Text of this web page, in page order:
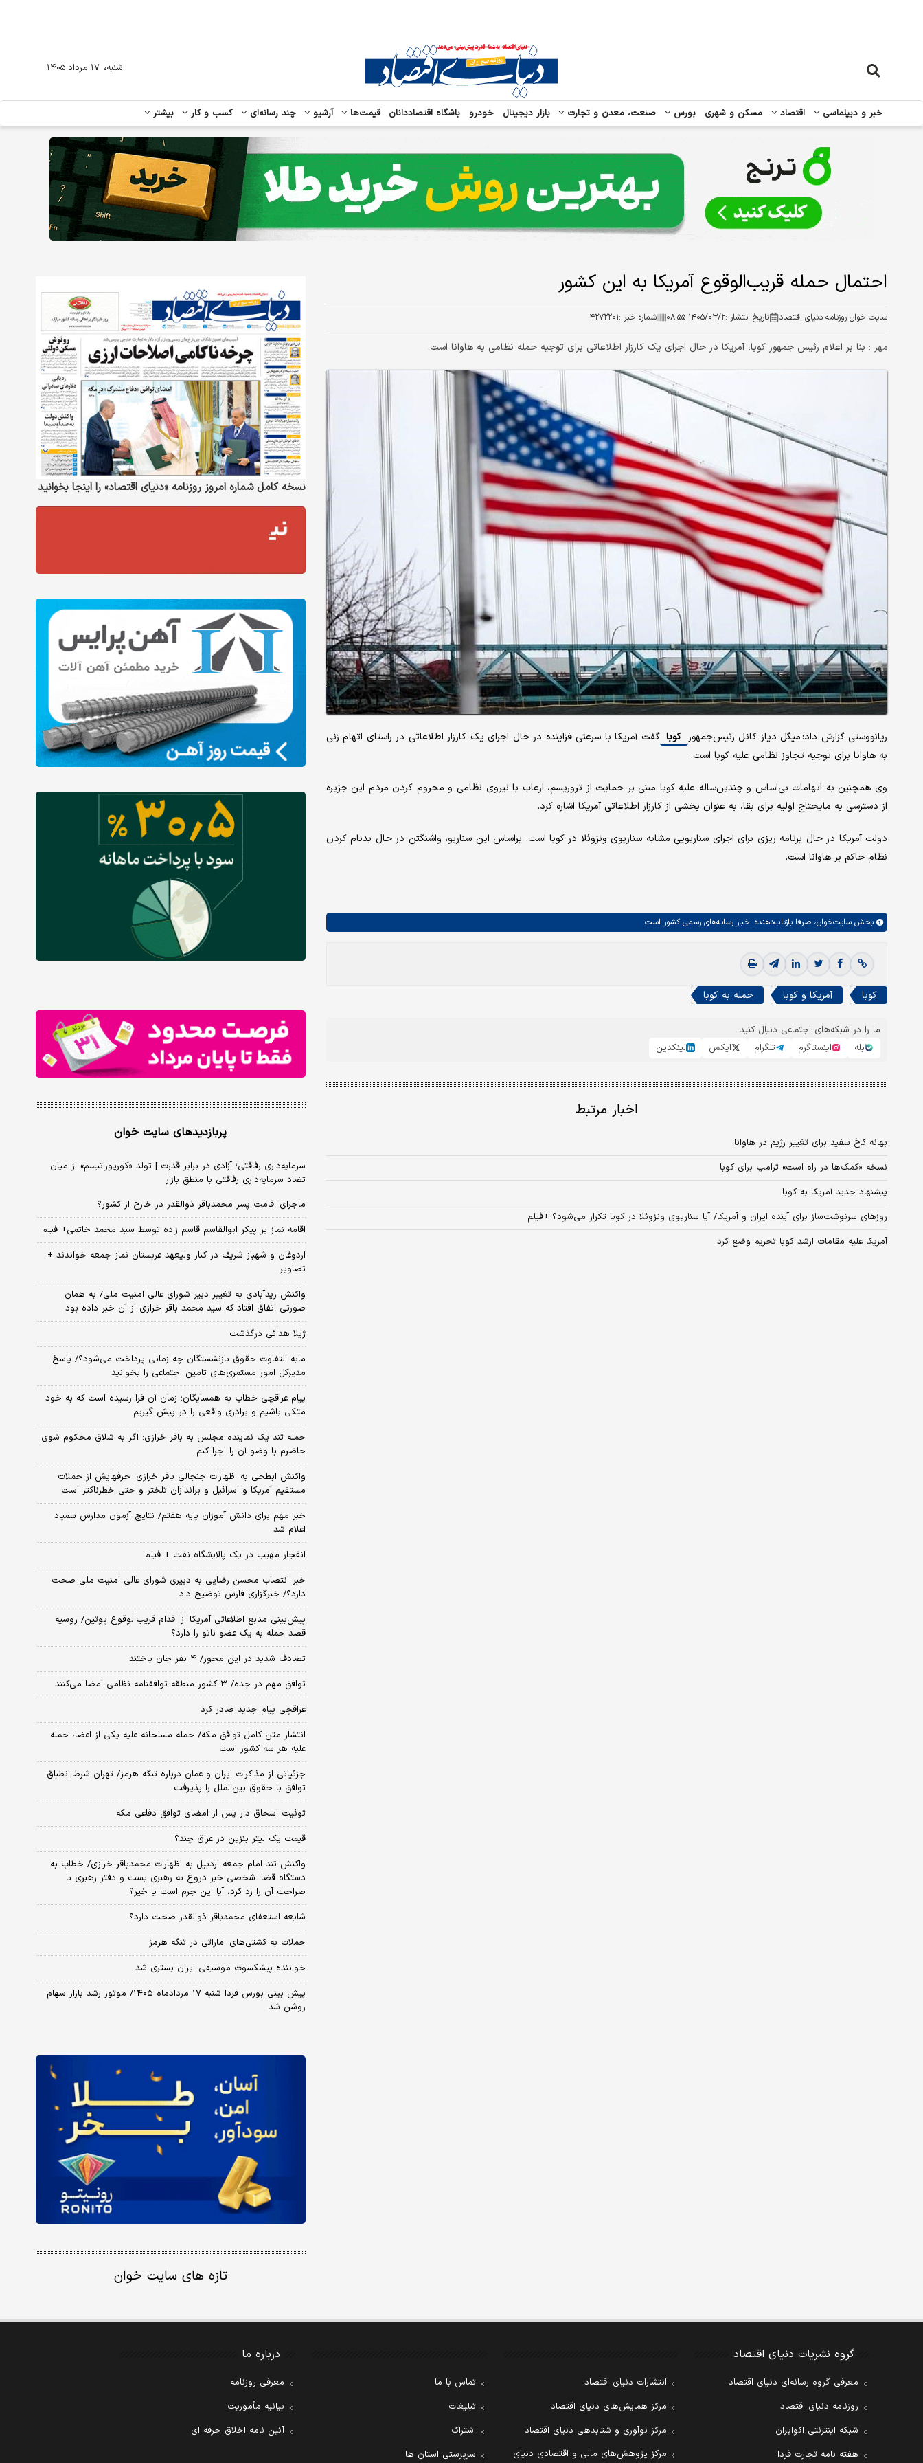
خبر و دیپلماسی اقتصاد مسکن و شهری بورس صنعت، معدن و تجارت بازار دیجیتال خودرو باشگاه اقتصاددانان قیمت‌ها آرشیو چند رسانه‌ای کسب و کار بیشتر
شنبه، ۱۷ مرداد ۱۴۰۵
احتمال حمله قریب‌الوقوع آمریکا به این کشور
سایت خوان روزنامه دنیای اقتصاد تاریخ انتشار :۱۴۰۵/۰۳/۲ ۰۸:۵۵ شماره خبر :۴۲۷۲۲۰۱
مهر : بنا بر اعلام رئیس جمهور کوبا، آمریکا در حال اجرای یک کارزار اطلاعاتی برای توجیه حمله نظامی به هاوانا است.
ریانووستی گزارش داد: میگل دیاز کانل رئیس‌جمهور کوبا گفت آمریکا با سرعتی فزاینده در حال اجرای یک کارزار اطلاعاتی در راستای اتهام زنی
به هاوانا برای توجیه تجاوز نظامی علیه کوبا است.
وی همچنین به اتهامات بی‌اساس و چندین‌ساله علیه کوبا مبنی بر حمایت از تروریسم، ارعاب با نیروی نظامی و محروم کردن مردم این جزیره
از دسترسی به مایحتاج اولیه برای بقا، به عنوان بخشی از کارزار اطلاعاتی آمریکا اشاره کرد.
دولت آمریکا در حال برنامه ریزی برای اجرای سناریویی مشابه سناریوی ونزوئلا در کوبا است. براساس این سناریو، واشنگتن در حال بدنام کردن
نظام حاکم بر هاوانا است.
بخش سایت‌خوان، صرفا بازتاب‌دهنده اخبار رسانه‌های رسمی کشور است.
کوبا آمریکا و کوبا حمله به کوبا
ما را در شبکه‌های اجتماعی دنبال کنید
بله
اینستاگرم تلگرام ایکس لینکدین
اخبار مرتبط
بهانه کاخ سفید برای تغییر رژیم در‌ هاوانا
نسخه «کمک‌ها در راه است» ترامپ برای کوبا
پیشنهاد جدید آمریکا به کوبا
روزهای سرنوشت‌ساز برای آینده ایران و آمریکا/ آیا سناریوی ونزوئلا در کوبا تکرار می‌شود؟ +فیلم
آمریکا علیه مقامات ارشد کوبا تحریم وضع کرد
نسخه کامل شماره امروز روزنامه «دنیای‌ اقتصاد» را اینجا بخوانید
پربازدیدهای سایت خوان
سرمایه‌داری رفاقتی؛ آزادی در برابر قدرت | تولد «کورپوراتیسم» از میان
تضاد سرمایه‌داری رفاقتی با منطق بازار
ماجرای اقامت پسر محمدباقر ذوالقدر در خارج از کشور؟
اقامه نماز بر پیکر ابوالقاسم قاسم زاده توسط سید محمد خاتمی+ فیلم
اردوغان و شهباز شریف در کنار ولیعهد عربستان نماز جمعه خواندند +
تصاویر
واکنش زیدآبادی به تغییر دبیر شورای عالی امنیت ملی/ به همان
صورتی اتفاق افتاد که سید محمد باقر خرازی از آن خبر داده بود
ژیلا هدائی درگذشت
مابه التفاوت حقوق بازنشستگان چه زمانی پرداخت می‌شود؟/ پاسخ
مدیرکل امور مستمری‌های تامین اجتماعی را بخوانید
پیام عراقچی خطاب به همسایگان؛ زمان آن فرا رسیده است که به خود
متکی باشیم و برادری واقعی را در پیش گیریم
حمله تند یک نماینده مجلس به باقر خرازی: اگر به شلاق محکوم شوی
حاضرم با وضو آن را اجرا کنم
واکنش ابطحی به اظهارات جنجالی باقر خرازی؛ حرفهایش از حملات
مستقیم آمریکا و اسرائیل و براندازان تلختر و حتی خطرناکتر است
خبر مهم برای دانش آموزان پایه هفتم/ نتایج آزمون مدارس سمپاد
اعلام شد
انفجار مهیب در یک پالایشگاه نفت + فیلم
خبر انتصاب محسن رضایی به دبیری شورای عالی امنیت ملی صحت
دارد؟/ خبرگزاری فارس توضیح داد
پیش‌بینی منابع اطلاعاتی آمریکا از اقدام قریب‌الوقوع پوتین/ روسیه
قصد حمله به یک عضو ناتو را دارد؟
تصادف شدید در این محور/ ۴ نفر جان باختند
توافق مهم در جده/ ۳ کشور منطقه توافقنامه نظامی امضا می‌کنند
عراقچی پیام جدید صادر کرد
انتشار متن کامل توافق مکه/ حمله مسلحانه علیه یکی از اعضا، حمله
علیه هر سه کشور است
جزئیاتی از مذاکرات ایران و عمان درباره تنگه هرمز/ تهران شرط انطباق
توافق با حقوق بین‌الملل را پذیرفت
توئیت اسحاق دار پس از امضای توافق دفاعی مکه
قیمت یک لیتر بنزین در عراق چند؟
واکنش تند امام جمعه اردبیل به اظهارات محمدباقر خرازی/ خطاب به
دستگاه قضا: شخصی خبر دروغ به رهبری بست و دفتر رهبری با
صراحت آن را رد کرد، آیا این جرم است یا خیر؟
شایعه استعفای محمدباقر ذوالقدر صحت دارد؟
حملات به کشتی‌های اماراتی در تنگه هرمز
خواننده پیشکسوت موسیقی ایران بستری شد
پیش بینی بورس فردا شنبه ۱۷ مردادماه ۱۴۰۵/ موتور رشد بازار سهام
روشن شد
تازه های سایت خوان
گروه نشریات دنیای اقتصاد
معرفی گروه رسانه‌ای دنیای اقتصاد
روزنامه دنیای اقتصاد
شبکه اینترنتی اکوایران
هفته نامه تجارت فردا
انتشارات دنیای اقتصاد
مرکز همایش‌های دنیای اقتصاد
مرکز نوآوری و شتابدهی دنیای اقتصاد
مرکز پژوهش‌های مالی و اقتصادی دنیای
تماس با ما
تبلیغات
اشتراک
سرپرستی استان ها
درباره ما
معرفی روزنامه
بیانیه مأموریت
آئین نامه اخلاق حرفه ای